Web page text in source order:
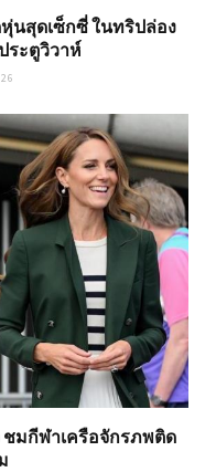
นสุดเซ็กซี่ ในทริปล่อง
ระตูวิวาห์
ชมกีฬาเครือจักรภพติด